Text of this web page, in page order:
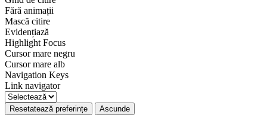
Fără animații
Mască citire
Evidențiază
Highlight Focus
Cursor mare negru
Cursor mare alb
Navigation Keys
Link navigator
Resetatează preferințe Ascunde